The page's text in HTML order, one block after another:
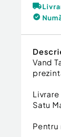
Vand
Satu